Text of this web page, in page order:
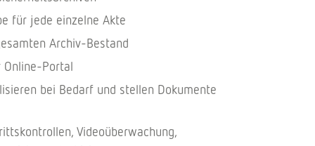
für jede einzelne Akte
Archiv-Bestand
Portal
bei Bedarf und stellen Dokumente
Videoüberwachung,